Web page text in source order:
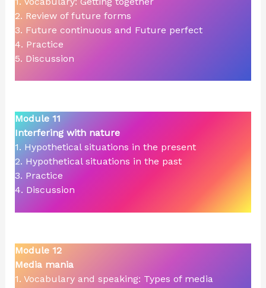
2. Review of future forms
3. Future continuous and Future perfect
4. Practice
5. Discussion
Module 11
Interfering with nature
1. Hypothetical situations in the present
2. Hypothetical situations in the past
3. Practice
4. Discussion
Module 12
Media mania
1. Vocabulary and speaking: Types of media